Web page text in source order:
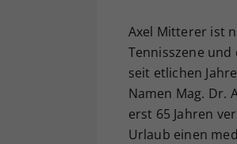
Axel Mitterer ist
Tennisszene
seit etlichen
Namen Mag. Dr.
erst 65 Jahren
Urlaub einen